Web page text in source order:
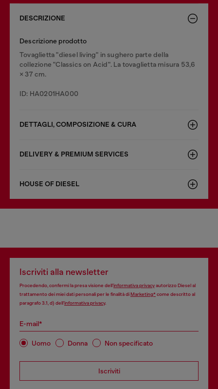
DESCRIZIONE
Descrizione prodotto
Tovaglietta "diesel living" in sughero parte della
collezione "Classics on Acid". La tovaglietta misura 53,6
× 37 cm.
ID: HA0201HA000
DETTAGLI, COMPOSIZIONE & CURA
DELIVERY & PREMIUM SERVICES
HOUSE OF DIESEL
Iscriviti alla newsletter
Procedendo, confermi la presa visione dell’informativa privacyautorizzo Diesel al
trattamento dei miei dati personali per le finalità diMarketing*come descritto al
paragrafo 3.1, d) dell’informativa privacy.
E-mail*
Uomo Donna Non specificato
Iscriviti